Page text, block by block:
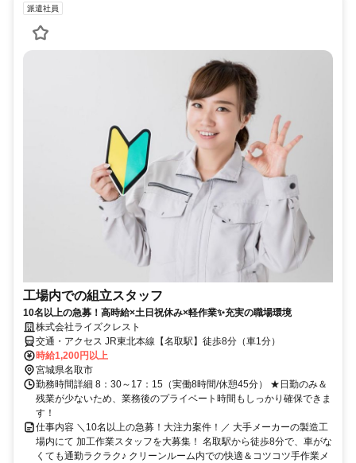
派遣社員
工場内での組立スタッフ
10名以上の急募！高時給×土日祝休み×軽作業✨充実の職場環境
株式会社ライズクレスト
交通・アクセス JR東北本線【名取駅】徒歩8分（車1分）
時給1,200円以上
宮城県名取市
勤務時間詳細 8：30～17：15（実働8時間/休憩45分） ★日勤のみ＆
残業が少ないため、業務後のプライベート時間もしっかり確保できま
す！
仕事内容 ＼10名以上の急募！大注力案件！／ 大手メーカーの製造工
場内にて 加工作業スタッフを大募集！ 名取駅から徒歩8分で、車がな
くても通勤ラクラク♪ クリーンルーム内での快適＆コツコツ手作業メ